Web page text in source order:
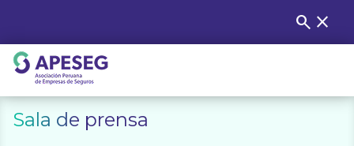
content
Buscar:
search close
APESEG
Sala de prensa